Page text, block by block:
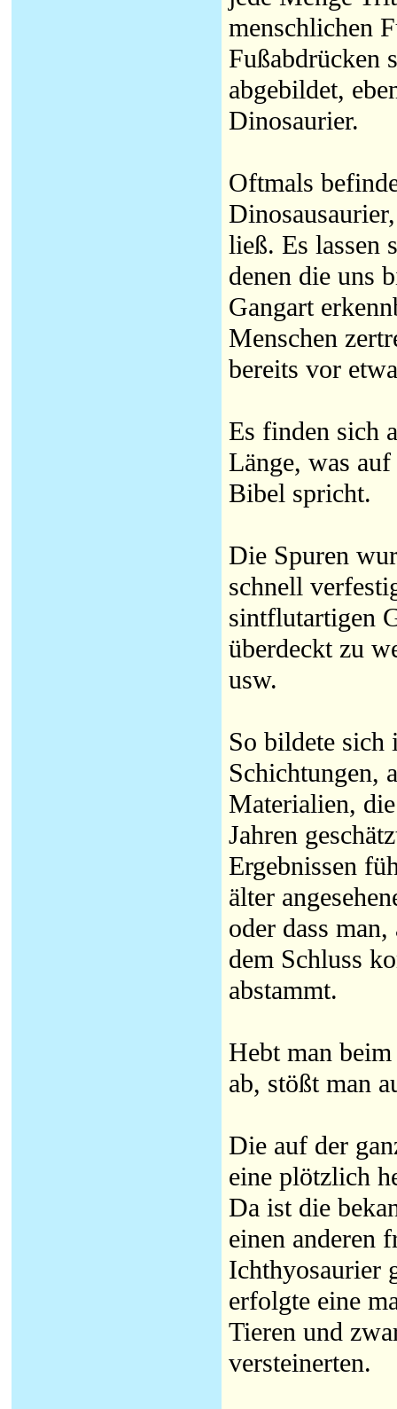
menschlichen
Fußabdrücken
abgebildet,
Dinosaurier.
Oftmals
ließ. Es lassen
denen die uns
Gangart
Menschen
bereits vor
Es finden sich
Länge, was
Bibel spricht.
Die Spuren
schnell
sintflutartigen
überdeckt zu
usw.
So bildete
Schichtungen,
Materialien,
Jahren
Ergebnissen
älter
oder dass
dem Schluss
abstammt.
Hebt man
ab, stößt man
Die auf der
eine plötzlich
Da ist die
einen anderen
Ichthyosaurier
erfolgte eine
Tieren und
versteinerten.